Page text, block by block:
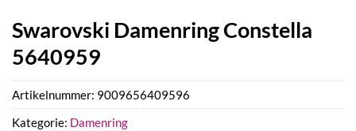
Swarovski Damenring Constella
5640959
Artikelnummer: 9009656409596
Kategorie: Damenring